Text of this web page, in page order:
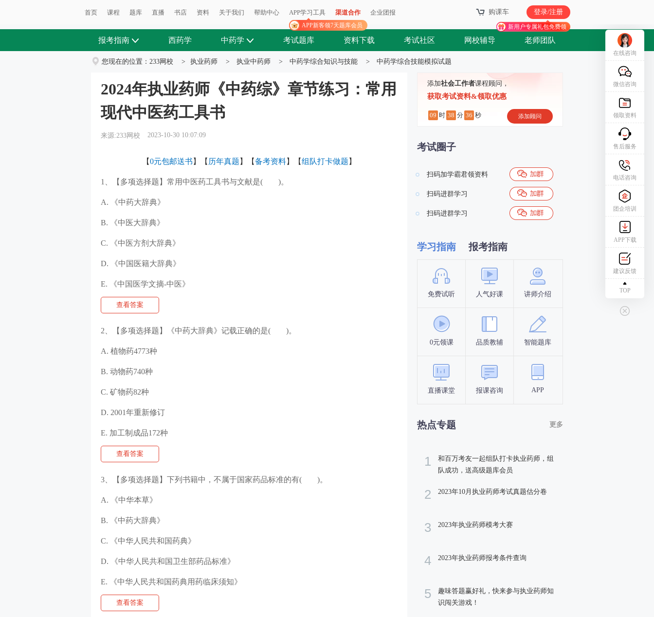
首页 课程 题库 直播 书店 资料 关于我们 帮助中心 APP学习工具
APP新客领7天题库会员
渠道合作 企业团报 购课车 登录/注册
新用户专属礼包免费领
报考指南 西药学 中药学 考试题库 资料下载 考试社区 网校辅导 老师团队
您现在的位置： 233网校 > 执业药师 > 执业中药师 > 中药学综合知识与技能 > 中药学综合技能模拟试题
2024年执业药师《中药综》章节练习：常用
现代中医药工具书
来源:233网校 2023-10-30 10:07:09
【0元包邮送书 】【 历年真题 】【备考资料】【组队打卡做题 】
1、【多项选择题】常用中医药工具书与文献是( )。
A. 《中药大辞典》
B. 《中医大辞典》
C. 《中医方剂大辞典》
D. 《中国医籍大辞典》
E. 《中国医学文摘-中医》
查看答案
2、【多项选择题】《中药大辞典》记载正确的是( )。
A. 植物药4773种
B. 动物药740种
C. 矿物药82种
D. 2001年重新修订
E. 加工制成品172种
查看答案
3、【多项选择题】下列书籍中，不属于国家药品标准的有( )。
A. 《中华本草》
B. 《中药大辞典》
C. 《中华人民共和国药典》
D. 《中华人民共和国卫生部药品标准》
E. 《中华人民共和国药典用药临床须知》
查看答案
添加社会工作者课程顾问，
获取考试资料&领取优惠
09 时 38 分 35 秒 添加顾问
考试圈子
扫码加学霸君领资料
扫码进群学习
扫码进群学习
学习指南 报考指南
免费试听 人气好课 讲师介绍
0元领课 品质教辅 智能题库
直播课堂 报课咨询 APP
报名时间
热点专题 更多
1
和百万考友一起组队打卡执业药师，组
队成功，送高级题库会员
2 2023年10月执业药师考试真题估分卷
3 2023年执业药师模考大赛
4 2023年执业药师报考条件查询
5
趣味答题赢好礼，快来参与执业药师知
识闯关游戏！
在线咨询
微信咨询
领取资料
售后服务
电话咨询
团企培训
APP下载
建议反馈
TOP